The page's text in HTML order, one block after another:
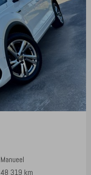
Manueel
48 319 km